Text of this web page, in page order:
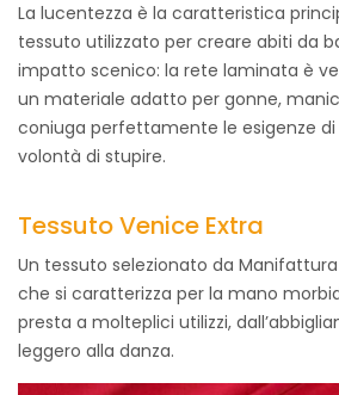
La lucentezza è la caratteristica
tessuto utilizzato per creare abiti da
impatto scenico: la rete laminata è
un materiale adatto per gonne,
coniuga perfettamente le esigenze
volontà di stupire.
Tessuto Venice Extra
Un tessuto selezionato da
che si caratterizza per la mano
presta a molteplici utilizzi,
leggero alla danza.